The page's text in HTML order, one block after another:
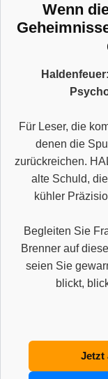
Wenn
Für Leser, die
denen die
zurückreichen.
alte Schuld,
kühler
Begleiten Sie
Brenner auf
seien Sie
blickt,
Jetzt